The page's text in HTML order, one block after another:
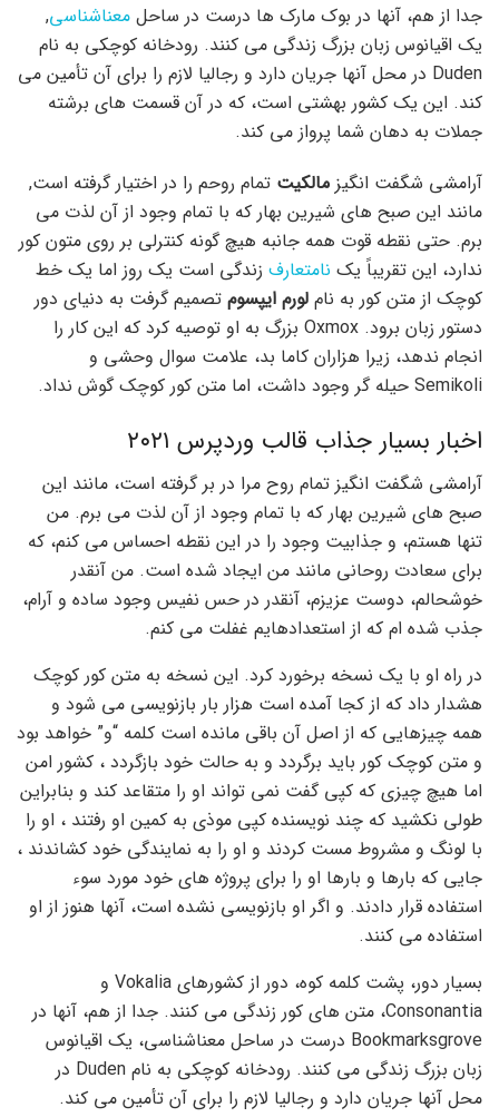
جدا از هم، آنها در بوک مارک ها درست در ساحل معناشناسی,
یک اقیانوس زبان بزرگ زندگی می کنند. رودخانه کوچکی به نام
Duden در محل آنها جریان دارد و رجالیا لازم را برای آن تأمین می
کند. این یک کشور بهشتی است، که در آن قسمت های برشته
جملات به دهان شما پرواز می کند.
آرامشی شگفت انگیز مالکیت تمام روحم را در اختیار گرفته است,
مانند این صبح های شیرین بهار که با تمام وجود از آن لذت می
برم. حتی نقطه قوت همه جانبه هیچ گونه کنترلی بر روی متون کور
ندارد، این تقریباً یک نامتعارف زندگی است یک روز اما یک خط
کوچک از متن کور به نام لورم ایپسوم تصمیم گرفت به دنیای دور
دستور زبان برود. Oxmox بزرگ به او توصیه کرد که این کار را
انجام ندهد، زیرا هزاران کاما بد، علامت سوال وحشی و
Semikoli حیله گر وجود داشت، اما متن کور کوچک گوش نداد.
اخبار بسیار جذاب قالب وردپرس ۲۰۲۱
آرامشی شگفت انگیز تمام روح مرا در بر گرفته است، مانند این
صبح های شیرین بهار که با تمام وجود از آن لذت می برم. من
تنها هستم، و جذابیت وجود را در این نقطه احساس می کنم، که
برای سعادت روحانی مانند من ایجاد شده است. من آنقدر
خوشحالم، دوست عزیزم، آنقدر در حس نفیس وجود ساده و آرام،
جذب شده ام که از استعدادهایم غفلت می کنم.
در راه او با یک نسخه برخورد کرد. این نسخه به متن کور کوچک
هشدار داد که از کجا آمده است هزار بار بازنویسی می شود و
همه چیزهایی که از اصل آن باقی مانده است کلمه “و” خواهد بود
و متن کوچک کور باید برگردد و به حالت خود بازگردد ، کشور امن
اما هیچ چیزی که کپی گفت نمی تواند او را متقاعد کند و بنابراین
طولی نکشید که چند نویسنده کپی موذی به کمین او رفتند ، او را
با لونگ و مشروط مست کردند و او را به نمایندگی خود کشاندند ،
جایی که بارها و بارها او را برای پروژه های خود مورد سوء
استفاده قرار دادند. و اگر او بازنویسی نشده است، آنها هنوز از او
استفاده می کنند.
بسیار دور، پشت کلمه کوه، دور از کشورهای Vokalia و
Consonantia، متن های کور زندگی می کنند. جدا از هم، آنها در
Bookmarksgrove درست در ساحل معناشناسی، یک اقیانوس
زبان بزرگ زندگی می کنند. رودخانه کوچکی به نام Duden در
محل آنها جریان دارد و رجالیا لازم را برای آن تأمین می کند.